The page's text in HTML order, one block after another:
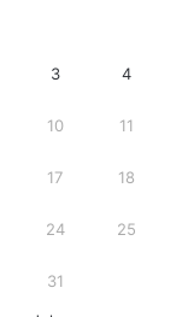
3 4
10 11
17 18
24 25
31